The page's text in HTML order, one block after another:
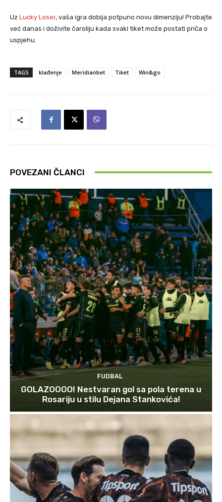
Uz Lucky Loser, vaša igra dobija potpuno novu dimenziju! Probajte
već danas i doživite čaroliju kada svaki tiket može postati priča o
uspjehu.
TAGS klađenje Meridianbet Tiket Win&go
POVEZANI ČLANCI
FUDBAL
GOLAZOOOO! Nestvaran gol sa pola terena u
Rosariju u stilu Dejana Stankovića!